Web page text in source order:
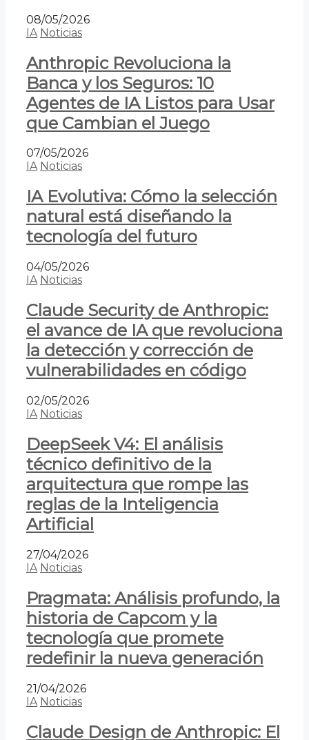
08/05/2026
IA Noticias
Anthropic Revoluciona la
Banca y los Seguros: 10
Agentes de IA Listos para Usar
que Cambian el Juego
07/05/2026
IA Noticias
IA Evolutiva: Cómo la selección
natural está diseñando la
tecnología del futuro
04/05/2026
IA Noticias
Claude Security de Anthropic:
el avance de IA que revoluciona
la detección y corrección de
vulnerabilidades en código
02/05/2026
IA Noticias
DeepSeek V4: El análisis
técnico definitivo de la
arquitectura que rompe las
reglas de la Inteligencia
Artificial
27/04/2026
IA Noticias
Pragmata: Análisis profundo, la
historia de Capcom y la
tecnología que promete
redefinir la nueva generación
21/04/2026
IA Noticias
Claude Design de Anthropic: El